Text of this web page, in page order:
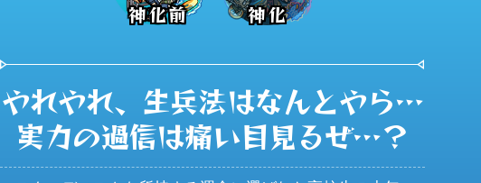
神化前 神化
やれやれ、生兵法はなんとやら…
実力の過信は痛い目見るぜ…？